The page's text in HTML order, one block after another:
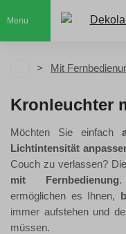
Menu
Mit
Kronleuchter
Möchten Sie einfach
Lichtintensität
Couch zu verlassen?
mit Fernbedienung
ermöglichen es Ihnen,
immer aufstehen und
müssen.